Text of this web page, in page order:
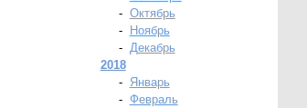
- Октябрь
-
Ноябрь
- Декабрь
2018
-
Январь
- Февраль